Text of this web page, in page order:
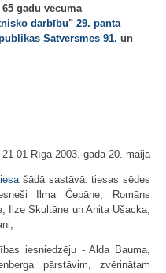
gadu vecuma
darbību" 29. panta
Satversmes 91. un
21-01 Rīgā 2003. gada 20. maijā
šādā sastāvā: tiesas sēdes
Ilma Čepāne, Romāns
Ilze Skultāne un Anita Ušacka,
iesniedzēju - Alda Bauma,
pārstāvim, zvērinātam